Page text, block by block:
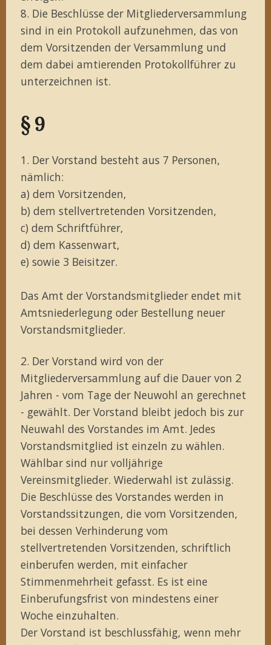
8. Die Beschlüsse der Mitgliederversammlung
sind in ein Protokoll aufzunehmen, das von
dem Vorsitzenden der Versammlung und
dem dabei amtierenden Protokollführer zu
unterzeichnen ist.
§ 9
1. Der Vorstand besteht aus 7 Personen,
nämlich:
a) dem Vorsitzenden,
b) dem stellvertretenden Vorsitzenden,
c) dem Schriftführer,
d) dem Kassenwart,
e) sowie 3 Beisitzer.
Das Amt der Vorstandsmitglieder endet mit
Amtsniederlegung oder Bestellung neuer
Vorstandsmitglieder.
2. Der Vorstand wird von der
Mitgliederversammlung auf die Dauer von 2
Jahren - vom Tage der Neuwohl an gerechnet
- gewählt. Der Vorstand bleibt jedoch bis zur
Neuwahl des Vorstandes im Amt. Jedes
Vorstandsmitglied ist einzeln zu wählen.
Wählbar sind nur volljährige
Vereinsmitglieder. Wiederwahl ist zulässig.
Die Beschlüsse des Vorstandes werden in
Vorstandssitzungen, die vom Vorsitzenden,
bei dessen Verhinderung vom
stellvertretenden Vorsitzenden, schriftlich
einberufen werden, mit einfacher
Stimmenmehrheit gefasst. Es ist eine
Einberufungsfrist von mindestens einer
Woche einzuhalten.
Der Vorstand ist beschlussfähig, wenn mehr